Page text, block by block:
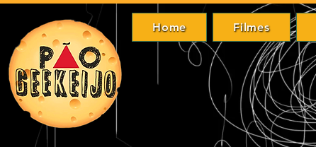
Home Filmes
Home Filmes